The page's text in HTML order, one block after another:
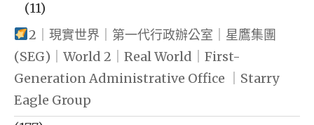
(11)
2｜現實世界｜第一代行政辦公室｜星鷹集團
(SEG)｜World 2｜Real World｜First-
Generation Administrative Office ｜Starry
Eagle Group